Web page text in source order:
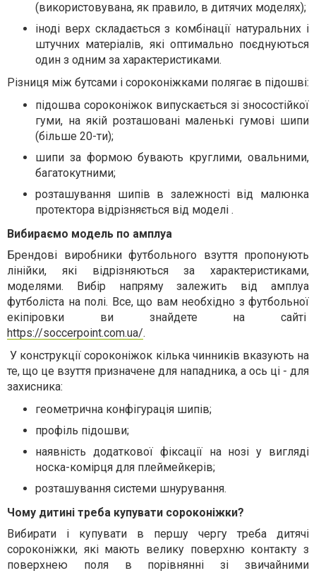
(використовувана, як правило, в дитячих моделях);
іноді верх складається з комбінації натуральних і
штучних матеріалів, які оптимально поєднуються
один з одним за характеристиками.
Різниця між бутсами і сороконіжками полягає в підошві:
підошва сороконіжок випускається зі зносостійкої
гуми, на якій розташовані маленькі гумові шипи
(більше 20-ти);
шипи за формою бувають круглими, овальними,
багатокутними;
розташування шипів в залежності від малюнка
протектора відрізняється від моделі .
Вибираємо модель по амплуа
Брендові виробники футбольного взуття пропонують
лінійки, які відрізняються за характеристиками,
моделями. Вибір напряму залежить від амплуа
футболіста на полі. Все, що вам необхідно з футбольної
екіпіровки ви знайдете на сайті
https://soccerpoint.com.ua/.
У конструкції сороконіжок кілька чинників вказують на
те, що це взуття призначене для нападника, а ось ці - для
захисника:
геометрична конфігурація шипів;
профіль підошви;
наявність додаткової фіксації на нозі у вигляді
носка-комірця для плеймейкерів;
розташування системи шнурування.
Чому дитині треба купувати сороконіжки?
Вибирати і купувати в першу чергу треба дитячі
сороконіжки, які мають велику поверхню контакту з
поверхнею поля в порівнянні зі звичайними